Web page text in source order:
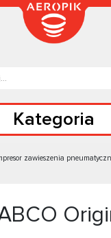
Kategoria
zawieszenia